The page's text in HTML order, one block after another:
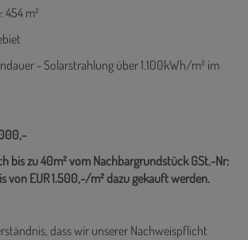
m²
- Solarstrahlung über 1.100kWh/m² im
bis zu 40m² vom Nachbargrundstück GSt.-Nr:
von EUR 1.500,-/m² dazu gekauft werden.
dass wir unserer Nachweispflicht